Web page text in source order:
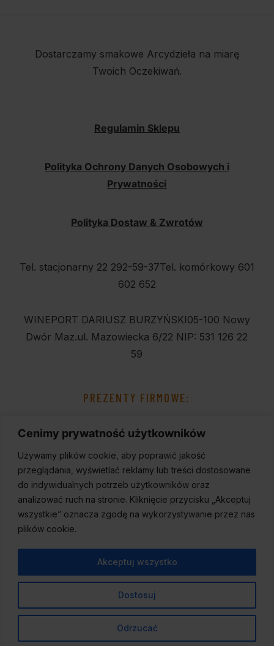
Cenimy prywatność użytkowników
Używamy plików cookie, aby poprawić jakość
przeglądania, wyświetlać reklamy lub treści dostosowane
do indywidualnych potrzeb użytkowników oraz
analizować ruch na stronie. Kliknięcie przycisku „Akceptuj
wszystkie” oznacza zgodę na wykorzystywanie przez nas
plików cookie.
Dostosuj
Odrzucać
Akceptuj wszystko
Dostarczamy smakowe Arcydzieła na miarę
Twoich Oczekiwań.
Regulamin Sklepu
Polityka Ochrony Danych Osobowych i
Prywatności
Polityka Dostaw & Zwrotów
Tel. stacjonarny 22 292-59-37Tel. komórkowy 601
602 652
WINEPORT DARIUSZ BURZYŃSKI05-100 Nowy
Dwór Maz.ul. Mazowiecka 6/22 NIP: 531 126 22
59
PREZENTY FIRMOWE:
,Wszelkie prawa zastrzeżone.
Created byDuda Design